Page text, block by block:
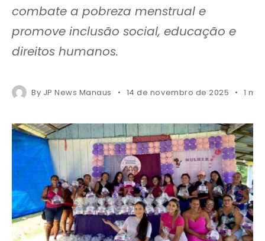
combate a pobreza menstrual e
promove inclusão social, educação e
direitos humanos.
By JP News Manaus 14 de novembro de 2025 1